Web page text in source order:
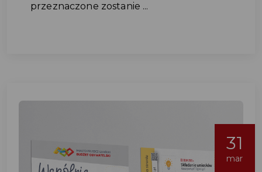
przeznaczone zostanie ...
31
mar